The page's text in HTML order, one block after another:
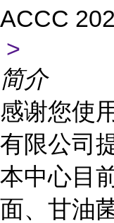
ACCC
>
简介
感谢您使
有限公司
本中心目
面、甘油